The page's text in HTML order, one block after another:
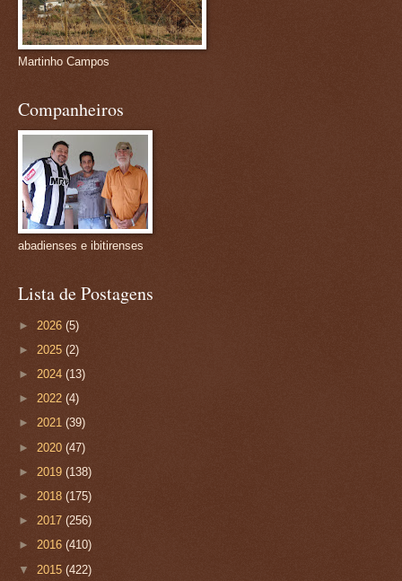
Martinho Campos
Companheiros
abadienses e ibitirenses
Lista de Postagens
► 2026 (5)
► 2025 (2)
► 2024 (13)
► 2022 (4)
► 2021 (39)
► 2020 (47)
► 2019 (138)
► 2018 (175)
► 2017 (256)
► 2016 (410)
▼ 2015 (422)